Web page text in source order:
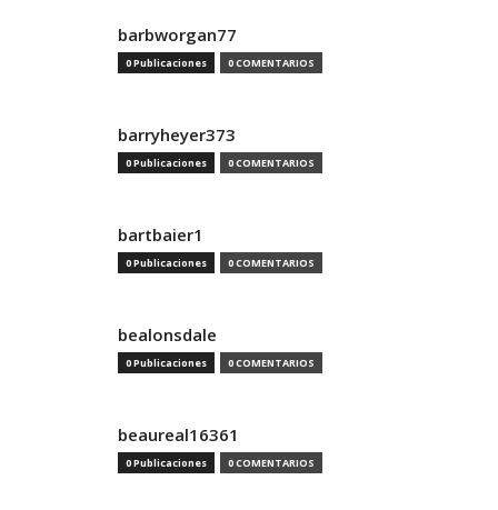
barbworgan77
0 Publicaciones 0 COMENTARIOS
barryheyer373
0 Publicaciones 0 COMENTARIOS
bartbaier1
0 Publicaciones 0 COMENTARIOS
bealonsdale
0 Publicaciones 0 COMENTARIOS
beaureal16361
0 Publicaciones 0 COMENTARIOS